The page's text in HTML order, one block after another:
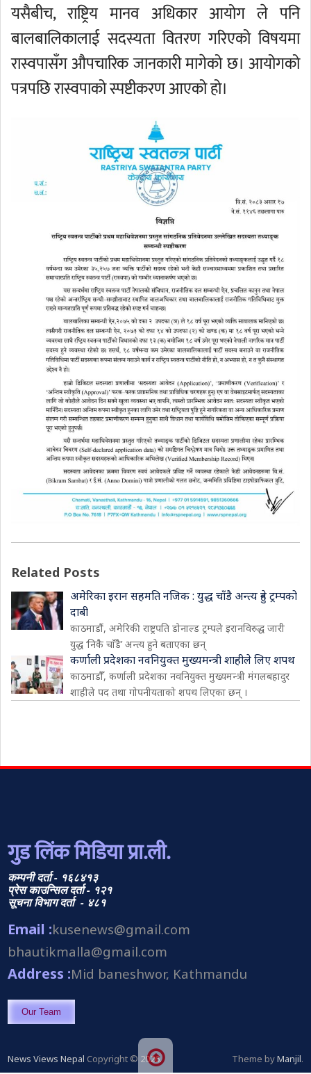
यसैबीच, राष्ट्रिय मानव अधिकार आयोग ले पनि
बालबालिकालाई सदस्यता वितरण गरिएको विषयमा
रास्वपासँग औपचारिक जानकारी मागेको छ। आयोगको
पत्रपछि रास्वपाको स्पष्टीकरण आएको हो।
Related Posts
अमेरिका इरान सहमति नजिक : युद्ध चाँडै अन्त्य हुने ट्रम्पको
दाबी
काठमाडौं, अमेरिकी राष्ट्रपति डोनाल्ड ट्रम्पले इरानविरुद्ध जारी
युद्ध ‘निकै चाँडै’ अन्त्य हुने बताएका छन्
कर्णाली प्रदेशका नवनियुक्त मुख्यमन्त्री शाहीले लिए शपथ
काठमाडौँ, कर्णाली प्रदेशका नवनियुक्त मुख्यमन्त्री मंगलबहादुर
शाहीले पद तथा गोपनीयताको शपथ लिएका छन् ।
गुड लिंक मिडिया प्रा.ली.
कम्पनी दर्ता - १६८४१३
प्रेस काउन्सिल दर्ता - १२१
सूचना विभाग दर्ता - ४८१
Email :kusenews@gmail.com
bhautikmalla@gmail.com
Address :Mid baneshwor, Kathmandu
Our Team
News Views Nepal Copyright © 2026. Theme byManjil.